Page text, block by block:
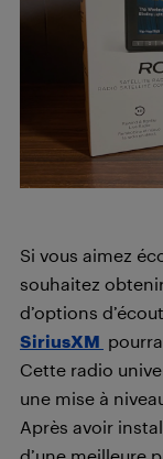
Si vous aimez
souhaitez
d’options
SiriusXM
Cette radio
une mise à
Après avoir